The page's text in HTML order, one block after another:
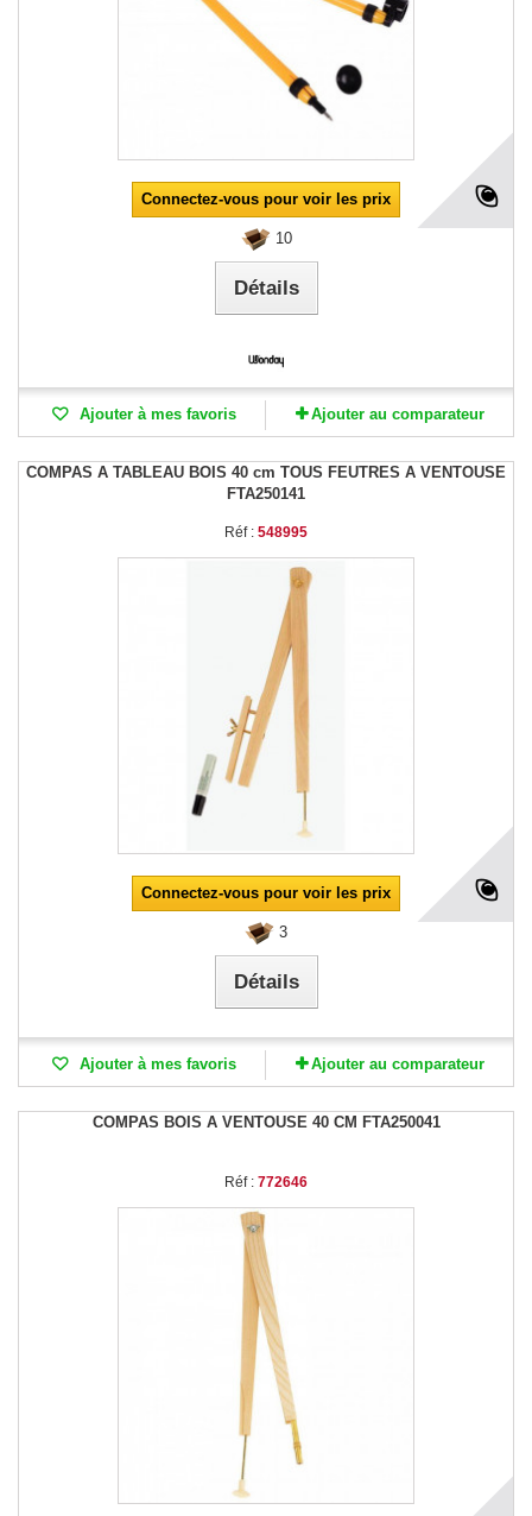
Connectez-vous pour voir les prix
10
Détails
Ajouter à mes favoris Ajouter au comparateur
COMPAS A TABLEAU BOIS 40 cm TOUS FEUTRES A VENTOUSE
FTA250141
Réf : 548995
Connectez-vous pour voir les prix
3
Détails
Ajouter à mes favoris Ajouter au comparateur
COMPAS BOIS A VENTOUSE 40 CM FTA250041
Réf : 772646